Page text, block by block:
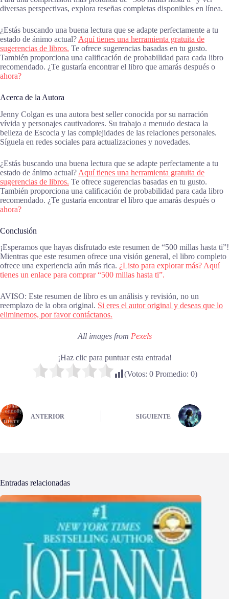
diversas perspectivas, explora reseñas completas disponibles en línea.
¿Estás buscando una buena lectura que se adapte perfectamente a tu
estado de ánimo actual? Aquí tienes una herramienta gratuita de
sugerencias de libros. Te ofrece sugerencias basadas en tu gusto.
También proporciona una calificación de probabilidad para cada libro
recomendado. ¿Te gustaría encontrar el libro que amarás después o
ahora?
Acerca de la Autora
Jenny Colgan es una autora best seller conocida por su narración
vívida y personajes cautivadores. Su trabajo a menudo destaca la
belleza de Escocia y las complejidades de las relaciones personales.
Síguela en redes sociales para actualizaciones y novedades.
¿Estás buscando una buena lectura que se adapte perfectamente a tu
estado de ánimo actual? Aquí tienes una herramienta gratuita de
sugerencias de libros. Te ofrece sugerencias basadas en tu gusto.
También proporciona una calificación de probabilidad para cada libro
recomendado. ¿Te gustaría encontrar el libro que amarás después o
ahora?
Conclusión
¡Esperamos que hayas disfrutado este resumen de “500 millas hasta ti”!
Mientras que este resumen ofrece una visión general, el libro completo
ofrece una experiencia aún más rica. ¿Listo para explorar más? Aquí
tienes un enlace para comprar “500 millas hasta ti”.
AVISO: Este resumen de libro es un análisis y revisión, no un
reemplazo de la obra original. Si eres el autor original y deseas que lo
eliminemos, por favor contáctanos.
All images from Pexels
¡Haz clic para puntuar esta entrada!
(Votos: 0Promedio: 0)
ANTERIOR SIGUIENTE
Entradas relacionadas